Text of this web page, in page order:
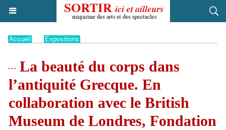
Accueil Expositions
La beauté du corps dans
l’antiquité Grecque. En
collaboration avec le British
Museum de Londres, Fondation